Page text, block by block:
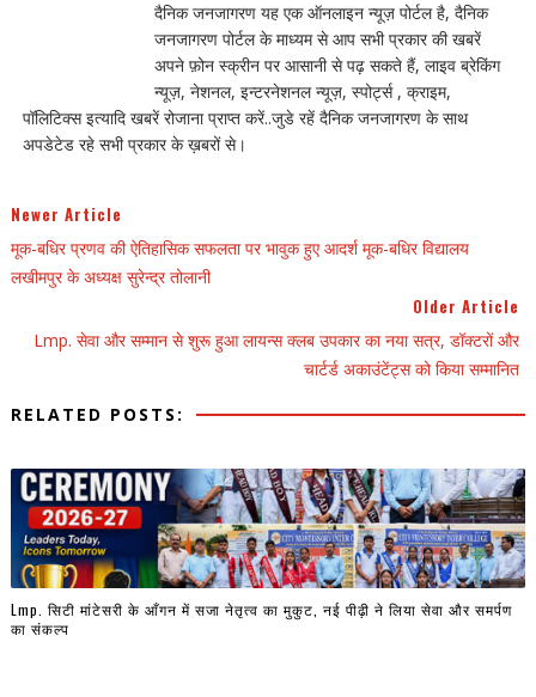
दैनिक जनजागरण यह एक ऑनलाइन न्यूज़ पोर्टल है, दैनिक
जनजागरण पोर्टल के माध्यम से आप सभी प्रकार की खबरें
अपने फ़ोन स्क्रीन पर आसानी से पढ़ सकते हैं, लाइव ब्रेकिंग
न्यूज़, नेशनल, इन्टरनेशनल न्यूज़, स्पोर्ट्स , क्राइम,
पॉलिटिक्स इत्यादि खबरें रोजाना प्राप्त करें..जुडे रहें दैनिक जनजागरण के साथ
अपडेटेड रहे सभी प्रकार के ख़बरों से।
Newer Article
मूक-बधिर प्रणव की ऐतिहासिक सफलता पर भावुक हुए आदर्श मूक-बधिर विद्यालय
लखीमपुर के अध्यक्ष सुरेन्द्र तोलानी
Older Article
Lmp. सेवा और सम्मान से शुरू हुआ लायन्स क्लब उपकार का नया सत्र, डॉक्टरों और
चार्टर्ड अकाउंटेंट्स को किया सम्मानित
RELATED POSTS:
Lmp. सिटी मांटेसरी के आँगन में सजा नेतृत्व का मुकुट, नई पीढ़ी ने लिया सेवा और समर्पण
का संकल्प